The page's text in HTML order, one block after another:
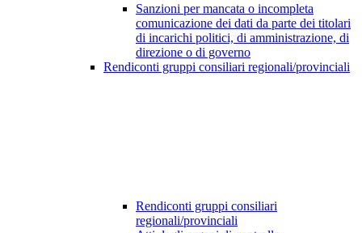
Sanzioni per mancata o incompleta
comunicazione dei dati da parte dei titolari
di incarichi politici, di amministrazione, di
direzione o di governo
Rendiconti gruppi consiliari regionali/provinciali
Rendiconti gruppi consiliari
regionali/provinciali